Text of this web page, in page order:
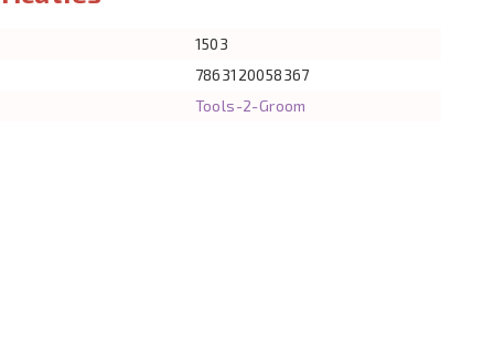
1503
7863120058367
Tools-2-Groom